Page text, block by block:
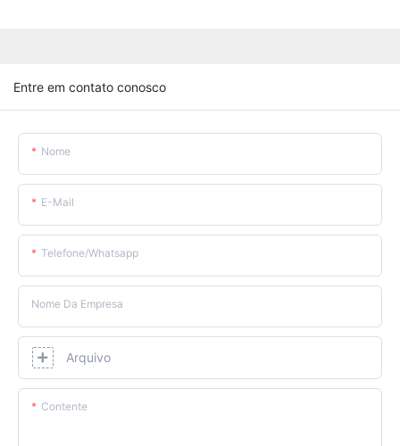
Entre em contato conosco
Nome
E-Mail
Telefone/whatsapp
Nome Da Empresa
Arquivo
Contente